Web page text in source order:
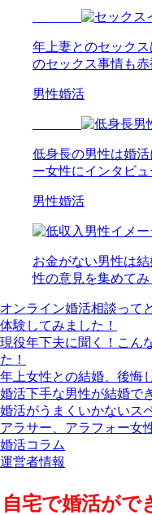
年上妻とのセック
のセックス事情も赤
男性婚活
低身長の男性は婚
ー女性にインタビュ
男性婚活
お金がない男性は
性の意見を集めてみ
オンライン婚活相談って
体験してみました！
現役年下夫に聞く！こん
た！
年上女性との結婚、後悔
婚活下手な男性が結婚で
婚活がうまくいかないス
アラサー、アラフォー女
婚活コラム
運営者情報
自宅で婚活がで